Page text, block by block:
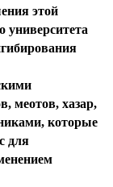
этой
меотов, хазар,
которые
для